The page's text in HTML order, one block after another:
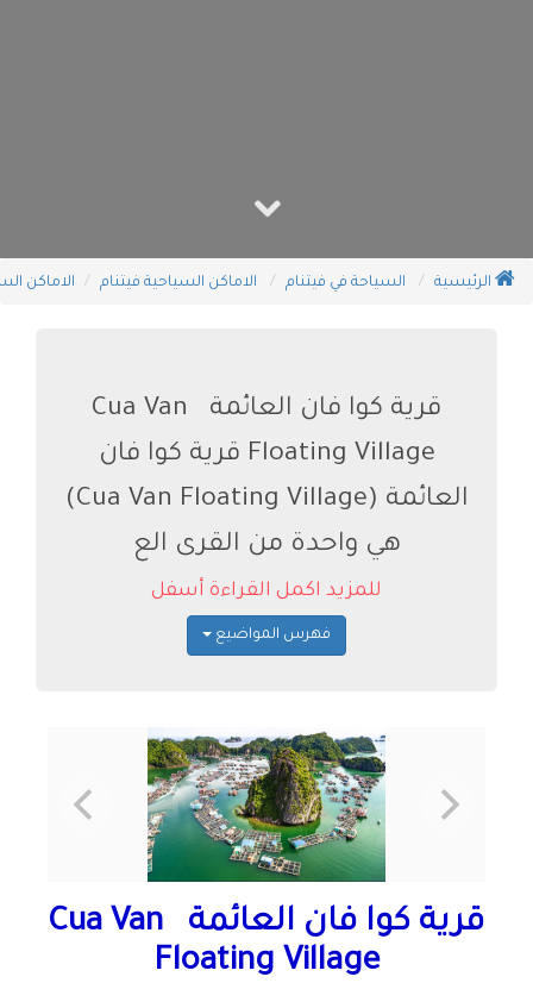
الرئيسية السياحة في فيتنام الاماكن السياحية فيتنام الاماكن
قرية كوا فان العائمة Cua Van
Floating Village قرية كوا فان
العائمة (Cua Van Floating Village)
هي واحدة من القرى الع
للمزيد اكمل القراءة أسفل
فهرس المواضيع
قرية كوا فان العائمة Cua Van
Floating Village